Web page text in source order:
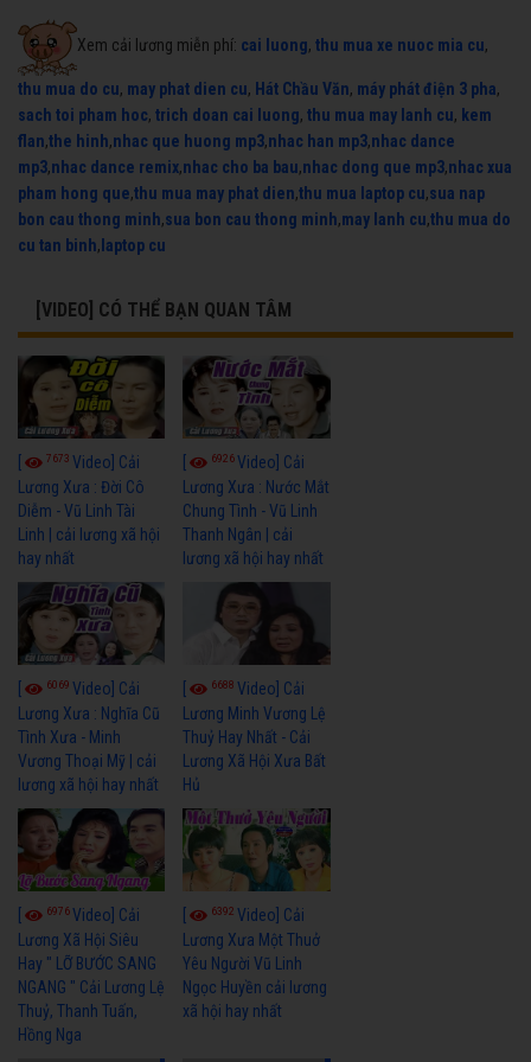
Xem cải lương miễn phí: cai luong, thu mua xe nuoc mia cu,
thu mua do cu, may phat dien cu, Hát Chầu Văn, máy phát điện 3 pha,
sach toi pham hoc, trich doan cai luong, thu mua may lanh cu, kem
flan,the hinh,nhac que huong mp3,nhac han mp3,nhac dance
mp3,nhac dance remix,nhac cho ba bau,nhac dong que mp3,nhac xua
pham hong que,thu mua may phat dien,thu mua laptop cu,sua nap
bon cau thong minh,sua bon cau thong minh,may lanh cu,thu mua do
cu tan binh, laptop cu
[VIDEO] CÓ THỂ BẠN QUAN TÂM
7673 Video] Cải
Lương Xưa : Đời Cô
Diễm - Vũ Linh Tài
Linh | cải lương xã hội
hay nhất
6926Video] Cải
Lương Xưa : Nước Mắt
Chung Tình - Vũ Linh
Thanh Ngân | cải
lương xã hội hay nhất
6069 Video] Cải
Lương Xưa : Nghĩa Cũ
Tình Xưa - Minh
Vương Thoại Mỹ | cải
lương xã hội hay nhất
6688Video] Cải
Lương Minh Vương Lệ
Thuỷ Hay Nhất - Cải
Lương Xã Hội Xưa Bất
Hủ
6976Video] Cải
Lương Xã Hội Siêu
Hay " LỠ BƯỚC SANG
NGANG " Cải Lương Lệ
Thuỷ, Thanh Tuấn,
Hồng Nga
6392Video] Cải
Lương Xưa Một Thuở
Yêu Người Vũ Linh
Ngọc Huyền cải lương
xã hội hay nhất